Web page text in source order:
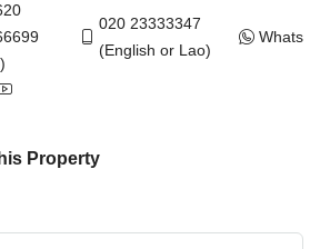
020 23333347
(English or Lao)
WhatsApp
Property